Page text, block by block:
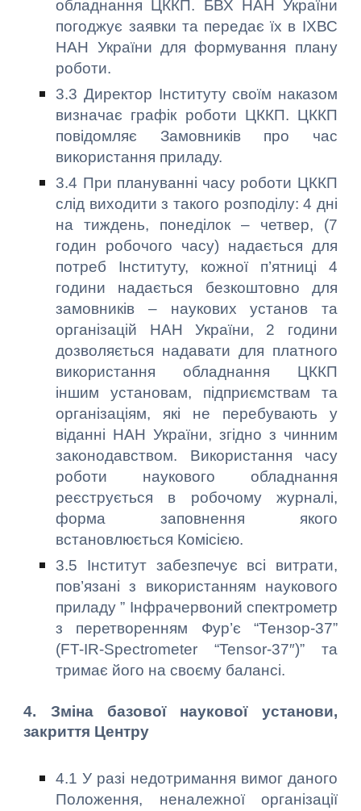
обладнання ЦККП. БВХ НАН України
погоджує заявки та передає їх в ІХВС
НАН України для формування плану
роботи.
3.3 Директор Інституту своїм наказом
визначає графік роботи ЦККП. ЦККП
повідомляє Замовників про час
використання приладу.
3.4 При плануванні часу роботи ЦККП
слід виходити з такого розподілу: 4 дні
на тиждень, понеділок – четвер, (7
годин робочого часу) надається для
потреб Інституту, кожної п’ятниці 4
години надається безкоштовно для
замовників – наукових установ та
організацій НАН України, 2 години
дозволяється надавати для платного
використання обладнання ЦККП
іншим установам, підприємствам та
організаціям, які не перебувають у
віданні НАН України, згідно з чинним
законодавством. Використання часу
роботи наукового обладнання
реєструється в робочому журналі,
форма заповнення якого
встановлюється Комісією.
3.5 Інститут забезпечує всі витрати,
пов’язані з використанням наукового
приладу ” Інфрачервоний спектрометр
з перетворенням Фур’є “Тензор-37”
(FT-IR-Spectrometer “Tensor-37″)” та
тримає його на своєму балансі.
4. Зміна базової наукової установи,
закриття Центру
4.1 У разі недотримання вимог даного
Положення, неналежної організації